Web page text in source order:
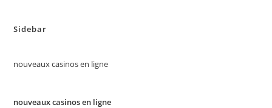
Sidebar
nouveaux casinos en ligne
nouveaux casinos en ligne